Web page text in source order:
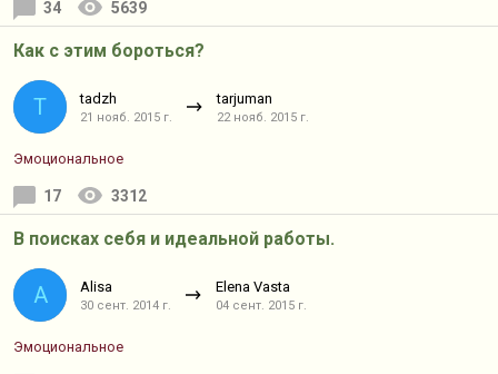
34 5639
Как с этим бороться?
T tadzh
21 нояб. 2015 г.
tarjuman
22 нояб. 2015 г.
Эмоциональное
17 3312
В поисках себя и идеальной работы.
A Alisa
30 сент. 2014 г.
Elena Vasta
04 сент. 2015 г.
Эмоциональное